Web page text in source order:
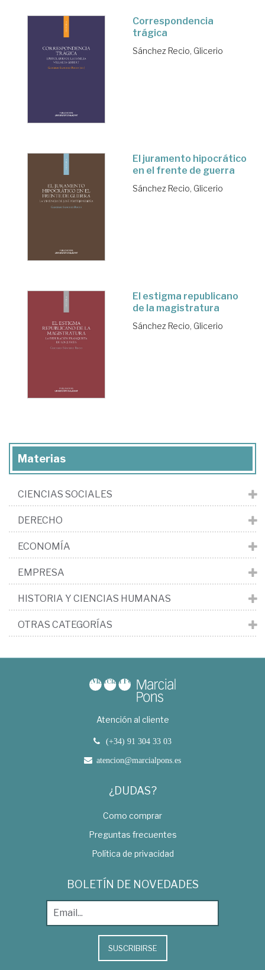
Correspondencia
trágica
Sánchez Recio, Glicerio
El juramento hipocrático
en el frente de guerra
Sánchez Recio, Glicerio
El estigma republicano
de la magistratura
Sánchez Recio, Glicerio
Materias
CIENCIAS SOCIALES
DERECHO
ECONOMÍA
EMPRESA
HISTORIA Y CIENCIAS HUMANAS
OTRAS CATEGORÍAS
Atención al cliente
(+34) 91 304 33 03
atencion@marcialpons.es
¿DUDAS?
Como comprar
Preguntas frecuentes
Política de privacidad
BOLETÍN DE NOVEDADES
SUSCRIBIRSE